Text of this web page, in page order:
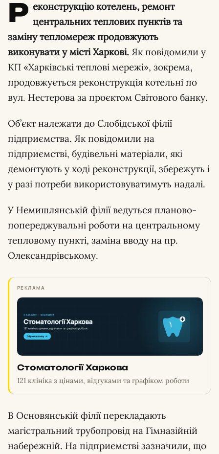
Р еконструкцію котелень, ремонт
центральних теплових пунктів та
заміну тепломереж продовжують
виконувати у місті Харкові. Як повідомили у
КП «Харківські теплові мережі», зокрема,
продовжується реконструкція котельні по
вул. Нестерова за проєктом Світового банку.
Об’єкт належати до Слобідської філії
підприємства. Як повідомили на
підприємстві, будівельні матеріали, які
демонтують у ході реконструкції, збережуть і
у разі потреби використовуватимуть надалі.
У Немишлянській філії ведуться планово-
попереджувальні роботи на центральному
тепловому пункті, заміна вводу на пр.
Олександрівському.
РЕКЛАМА
Стоматології Харкова
121 клініка з цінами, відгуками та графіком роботи
В Основянській філії перекладають
магістральний трубопровід на Гімназійній
набережній. На підприємстві зазначили, що